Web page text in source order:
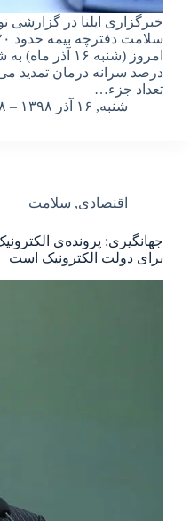
خبرگزاری ایلنا در
تعداد جزء…
شنبه, ۱۶ آذر ۱۳۹۸ – ۰۹:۰۸
اقتصادی, سلامت
جهانگیری: پرونده‌ی
برای دولت الکترونیک است